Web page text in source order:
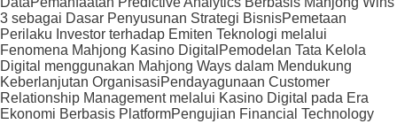
3 sebagai Dasar Penyusunan Strategi BisnisPemetaan
Perilaku Investor terhadap Emiten Teknologi melalui
Fenomena Mahjong Kasino Digital Pemodelan Tata Kelola
Digital menggunakan Mahjong Ways dalam Mendukung
Keberlanjutan OrganisasiPendayagunaan Customer
Relationship Management melalui Kasino Digital pada Era
Ekonomi Berbasis PlatformPengujian Financial Technology